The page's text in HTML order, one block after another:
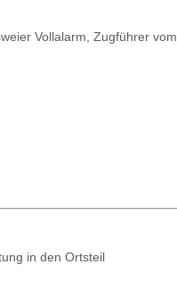
Vollalarm, Zugführer vom
in den Ortsteil